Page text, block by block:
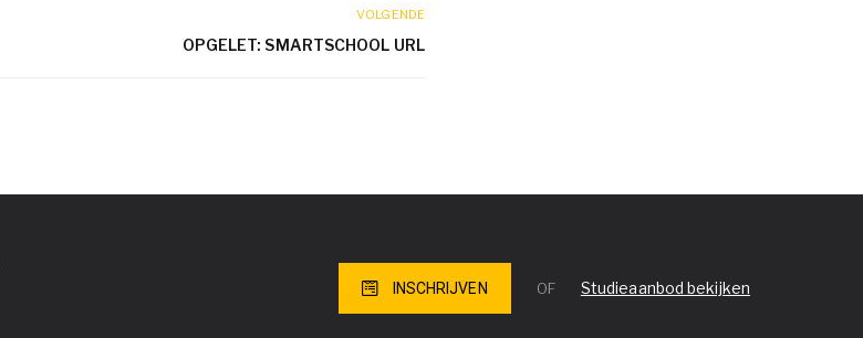
VOLGENDE
OPGELET: SMARTSCHOOL URL
Studieaanbod bekijken
OF
INSCHRIJVEN